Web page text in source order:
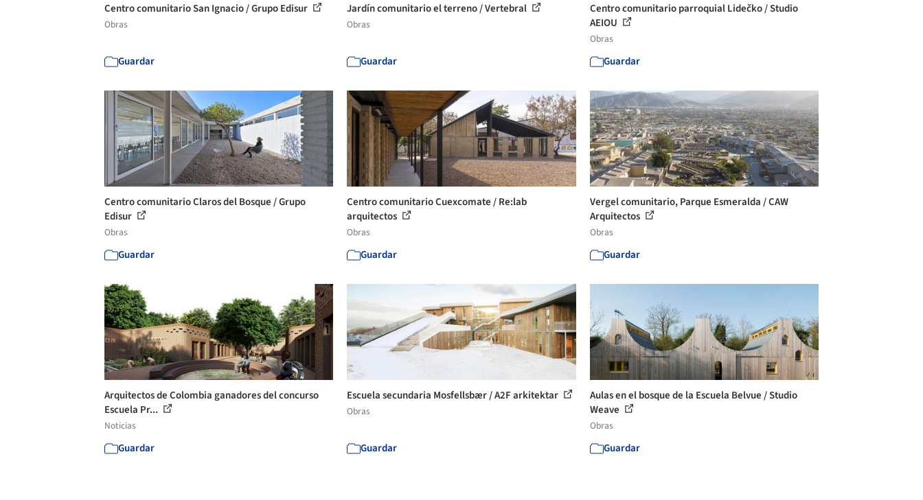
Centro comunitario San Ignacio / Grupo Edisur
Obras
Guardar
Jardín comunitario el terreno / Vertebral
Obras
Guardar
Centro comunitario parroquial Lidečko / Studio
AEIOU
Obras
Guardar
Centro comunitario Claros del Bosque / Grupo
Edisur
Obras
Guardar
Centro comunitario Cuexcomate / Re:lab
arquitectos
Obras
Guardar
Vergel comunitario, Parque Esmeralda / CAW
Arquitectos
Obras
Guardar
Arquitectos de Colombia ganadores del concurso
Escuela Pr...
Noticias
Guardar
Escuela secundaria Mosfellsbær / A2F arkitektar
Obras
Guardar
Aulas en el bosque de la Escuela Belvue / Studio
Weave
Obras
Guardar